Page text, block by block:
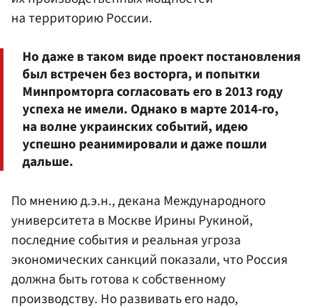
на территорию России.
Но даже в таком виде проект постановления
был встречен без восторга, и попытки
Минпромторга согласовать его в 2013 году
успеха не имели. Однако в марте 2014-го,
на волне украинских событий, идею
успешно реанимировали и даже пошли
дальше.
По мнению д.э.н., декана Международного
университета в Москве Ирины Рукиной,
последние события и реальная угроза
экономических санкций показали, что Россия
должна быть готова к собственному
производству. Но развивать его надо,